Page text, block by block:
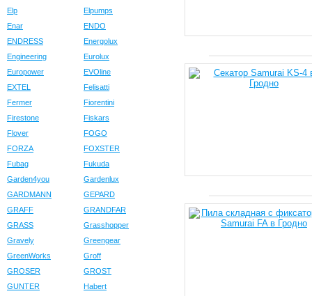
Elp
Elpumps
Enar
ENDO
ENDRESS
Energolux
Engineering
Eurolux
Europower
EVOline
EXTEL
Felisatti
Fermer
Fiorentini
Firestone
Fiskars
Flover
FOGO
FORZA
FOXSTER
Fubag
Fukuda
Garden4you
Gardenlux
GARDMANN
GEPARD
GRAFF
GRANDFAR
GRASS
Grasshopper
Gravely
Greengear
GreenWorks
Groff
GROSER
GROST
GUNTER
Habert